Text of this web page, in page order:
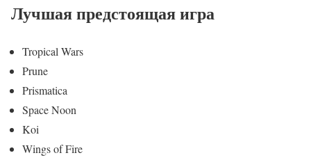
Лучшая предстоящая игра
Tropical Wars
Prune
Prismatica
Space Noon
Koi
Wings of Fire